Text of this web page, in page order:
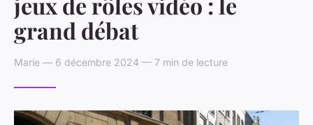
grand débat
Marie — 6 décembre 2024 — 7 min de lecture